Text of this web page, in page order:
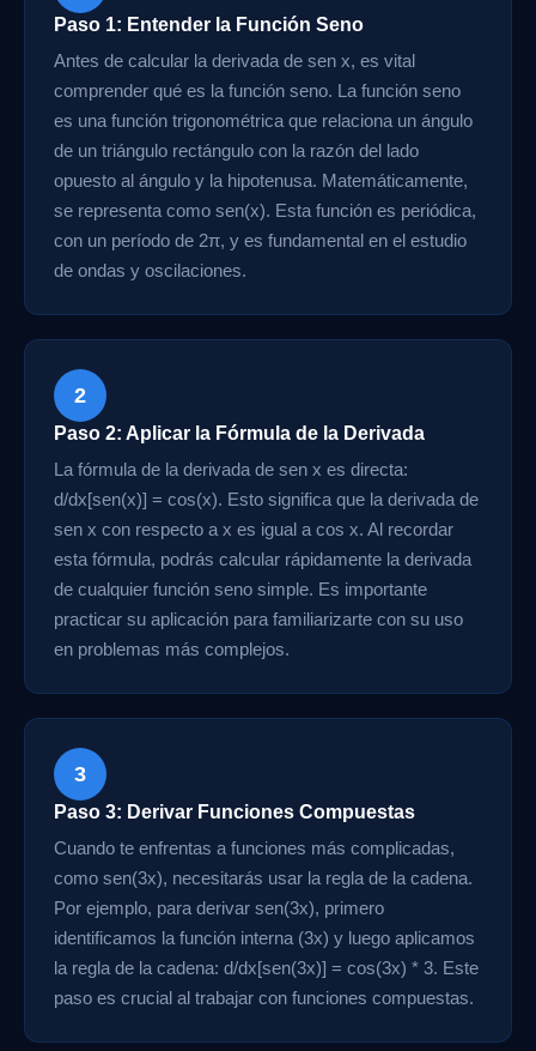
Paso 1: Entender la Función Seno
Antes de calcular la derivada de sen x, es vital
comprender qué es la función seno. La función seno
es una función trigonométrica que relaciona un ángulo
de un triángulo rectángulo con la razón del lado
opuesto al ángulo y la hipotenusa. Matemáticamente,
se representa como sen(x). Esta función es periódica,
con un período de 2π, y es fundamental en el estudio
de ondas y oscilaciones.
2
Paso 2: Aplicar la Fórmula de la Derivada
La fórmula de la derivada de sen x es directa:
d/dx[sen(x)] = cos(x). Esto significa que la derivada de
sen x con respecto a x es igual a cos x. Al recordar
esta fórmula, podrás calcular rápidamente la derivada
de cualquier función seno simple. Es importante
practicar su aplicación para familiarizarte con su uso
en problemas más complejos.
3
Paso 3: Derivar Funciones Compuestas
Cuando te enfrentas a funciones más complicadas,
como sen(3x), necesitarás usar la regla de la cadena.
Por ejemplo, para derivar sen(3x), primero
identificamos la función interna (3x) y luego aplicamos
la regla de la cadena: d/dx[sen(3x)] = cos(3x) * 3. Este
paso es crucial al trabajar con funciones compuestas.